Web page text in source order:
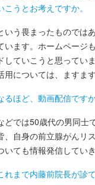
こうとお考えですか。
う畏まったものでは
います。ホームページ
していこうと思ってい
用については、ますま
ほど、動画配信ですか
どでは50歳代の男同士
、自身の前立腺がんリ
いても情報発信してい
で内藤前院長が診て